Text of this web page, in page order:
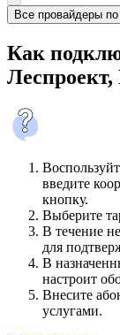
Все провайдеры
Как
Леспроект,
введите
кнопку.
Выберите
В течение
для
В
настроит
Внесите
услугами.